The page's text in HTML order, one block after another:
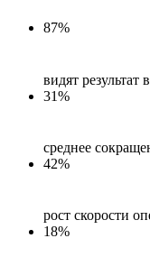
87%
видят результат
31%
среднее
42%
рост скорости
18%